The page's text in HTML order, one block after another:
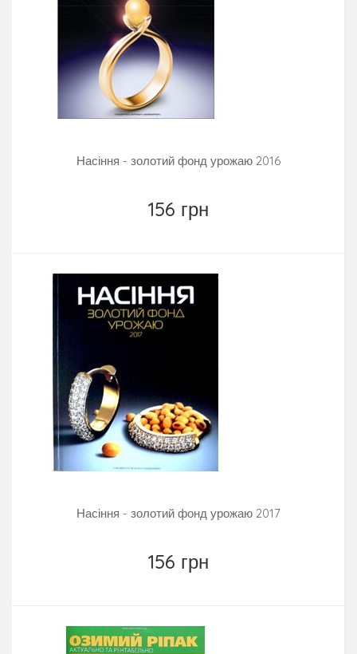
Насіння - золотий фонд урожаю 2016
156 грн
Насіння - золотий фонд урожаю 2017
156 грн